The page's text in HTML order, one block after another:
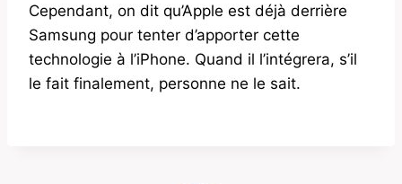
Cependant, on dit qu’Apple est déjà derrière
Samsung pour tenter d’apporter cette
technologie à l’iPhone. Quand il l’intégrera, s’il
le fait finalement, personne ne le sait.